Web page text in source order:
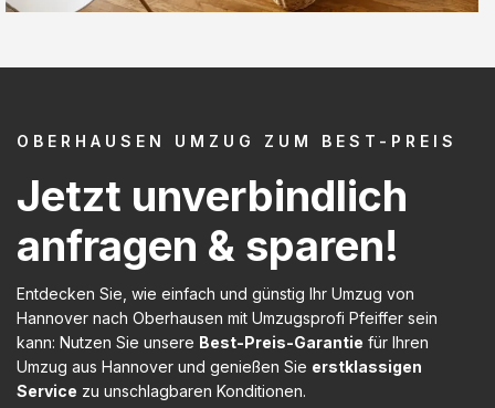
OBERHAUSEN UMZUG ZUM BEST-PREIS
Jetzt unverbindlich
anfragen & sparen!
Entdecken Sie, wie einfach und günstig Ihr Umzug von
Hannover nach Oberhausen mit Umzugsprofi Pfeiffer sein
kann: Nutzen Sie unsere Best-Preis-Garantie für Ihren
Umzug aus Hannover und genießen Sie erstklassigen
Service zu unschlagbaren Konditionen.